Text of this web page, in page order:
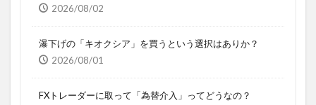
2026/08/02
瀑下げの「キオクシア」を買うという選択はありか？
2026/08/01
FXトレーダーに取って「為替介入」ってどうなの？